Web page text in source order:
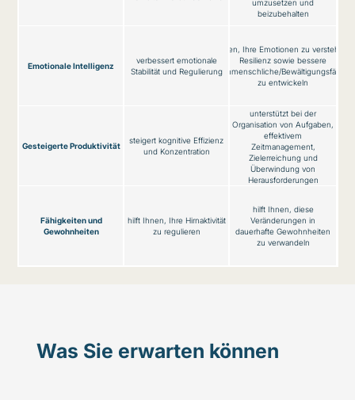
umzusetzen und
beizubehalten
Emotionale Intelligenz
verbessert emotionale
Stabilität und Regulierung
hilft Ihnen, Ihre Emotionen zu verstehen
Resilienz sowie bessere
zwischenmenschliche/
zu entwickeln
Gesteigerte Produktivität
steigert kognitive Effizienz
und Konzentration
unterstützt bei der
Organisation von Aufgaben,
effektivem
Zeitmanagement,
Zielerreichung und
Überwindung von
Herausforderungen
Fähigkeiten und
Gewohnheiten
hilft Ihnen, Ihre Hirnaktivität
zu regulieren
hilft Ihnen, diese
Veränderungen in
dauerhafte Gewohnheiten
zu verwandeln
Was Sie erwarten können